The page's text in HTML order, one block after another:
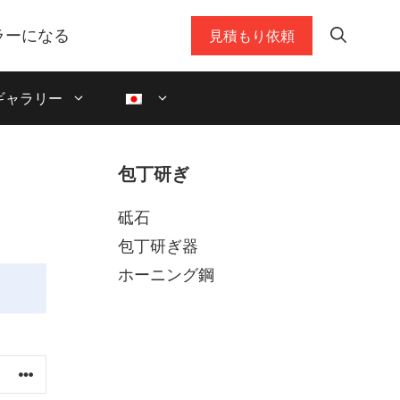
になる 見積もり依頼
ラリー
包丁研ぎ
砥石
包丁研ぎ器
ホーニング鋼